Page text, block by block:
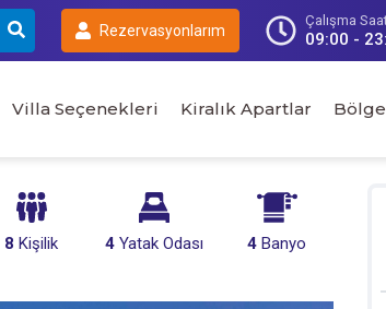
Rezervasyonlarım
Çalışma
09:00 -
Villa Seçenekleri Kiralık Apartlar
8 Kişilik 4Yatak Odası 4Banyo